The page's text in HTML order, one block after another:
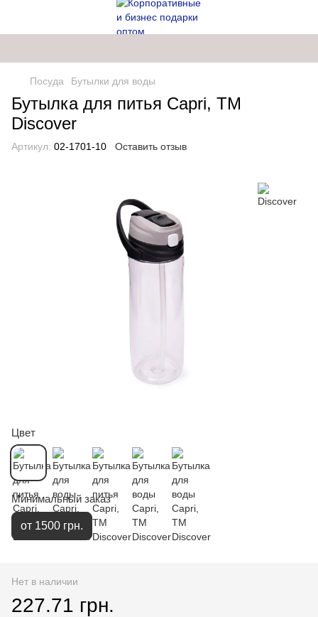
Посуда Бутылки для воды
Бутылка для питья Capri, ТМ
Discover
Артикул: 02-1701-10 Оставить отзыв
Цвет
Минимальный заказ
от 1500 грн.
Нет в наличии
227.71 грн.